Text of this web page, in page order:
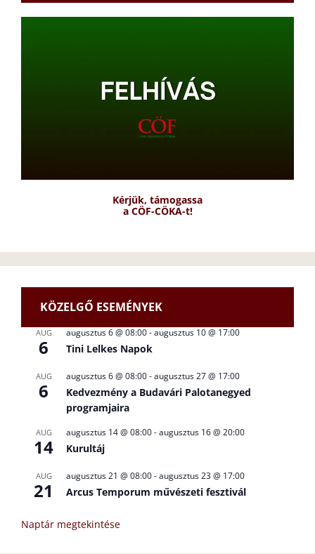
Kérjük, támogassa
a CÖF-CÖKA-t!
KÖZELGŐ ESEMÉNYEK
AUG
6
augusztus 6 @ 08:00-augusztus 10 @ 17:00
Tini Lelkes Napok
AUG
6
augusztus 6 @ 08:00-augusztus 27 @ 17:00
Kedvezmény a Budavári Palotanegyed
programjaira
AUG
14
augusztus 14 @ 08:00-augusztus 16 @ 20:00
Kurultáj
AUG
21
augusztus 21 @ 08:00-augusztus 23 @ 17:00
Arcus Temporum művészeti fesztivál
Naptár megtekintése